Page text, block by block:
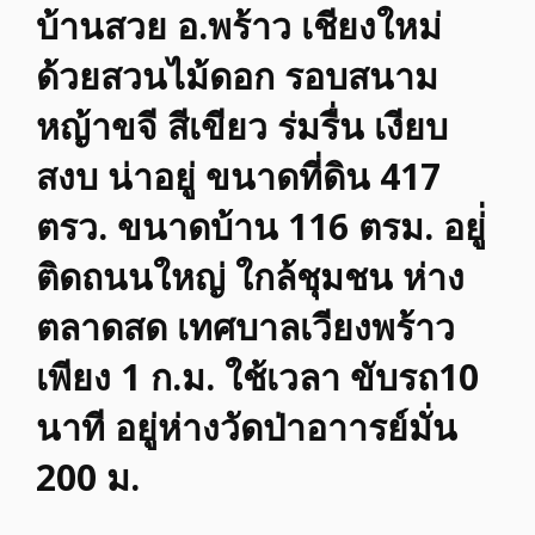
บ้านสวย อ.พร้าว เชียงใหม่
ด้วยสวนไม้ดอก รอบสนาม
หญ้าขจี สีเขียว ร่มรื่น เงียบ
สงบ น่าอยู่ ขนาดที่ดิน 417
ตรว. ขนาดบ้าน 116 ตรม. อยู่่
ติดถนนใหญ่ ใกล้ชุมชน ห่าง
ตลาดสด เทศบาลเวียงพร้าว
เพียง 1 ก.ม. ใช้เวลา ขับรถ10
นาที อยู่ห่างวัดป่าอาารย์มั่น
200 ม.